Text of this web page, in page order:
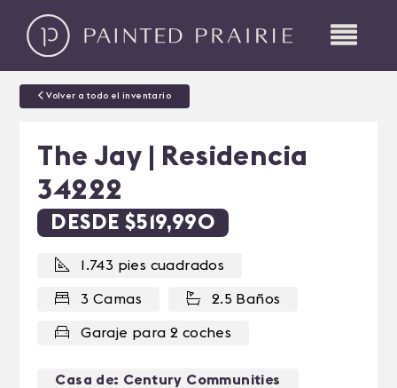
Volver a todo el inventario
The Jay | Residencia
34222
DESDE $519,990
1.743 pies cuadrados
3 Camas 2.5 Baños
Garaje para 2 coches
Casa de: Century Communities